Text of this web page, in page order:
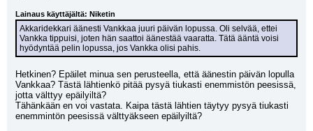
Lainaus käyttäjältä: Niketin
Akkaridekkari äänesti Vankkaa juuri päivän lopussa. Oli selvää, ettei
Vankka tippuisi, joten hän saattoi äänestää vaaratta. Tätä ääntä voisi
hyödyntää pelin lopussa, jos Vankka olisi pahis.
Hetkinen? Epäilet minua sen perusteella, että äänestin päivän lopulla
Vankkaa? Tästä lähtienkö pitää pysyä tiukasti enemmistön peesissä,
jotta välttyy epäilyiltä?
Tähänkään en voi vastata. Kaipa tästä lähtien täytyy pysyä tiukasti
enemmintön peesissä välttyäkseen epäilyiltä?